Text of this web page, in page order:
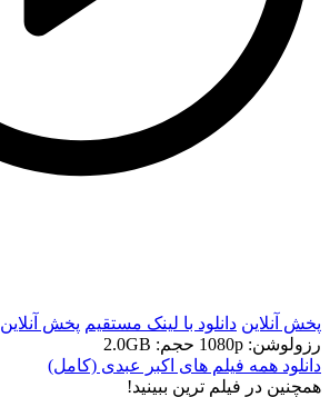
پخش آنلاین دانلود با لينک مستقيم پخش آنلاین
رزولوشن: 1080p
حجم: 2.0GB
دانلود همه فیلم های اکبر عبدی (کامل)
همچنين در فيلم ترين ببينيد!